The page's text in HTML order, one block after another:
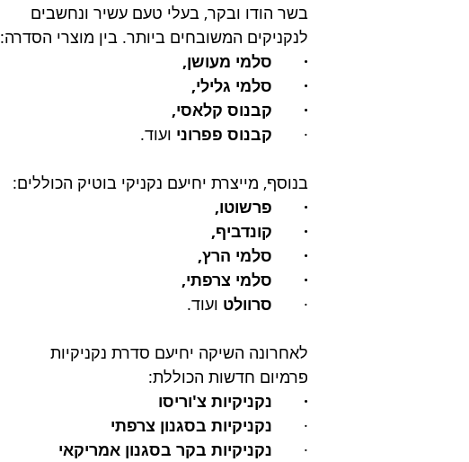
בשר הודו ובקר, בעלי טעם עשיר ונחשבים
לנקניקים המשובחים ביותר. בין מוצרי הסדרה:
·       סלמי מעושן,
·       סלמי גלילי,
·       קבנוס קלאסי,
· קבנוס פפרוני ועוד.
בנוסף, מייצרת יחיעם נקניקי בוטיק הכוללים:
·       פרשוטו,
·       קונדביף,
·       סלמי הרץ,
·       סלמי צרפתי,
· סרוולט ועוד.
לאחרונה השיקה יחיעם סדרת נקניקיות
פרמיום חדשות הכוללת:
·       נקניקיות צ'וריסו
· נקניקיות בסגנון צרפתי
· נקניקיות בקר בסגנון אמריקאי